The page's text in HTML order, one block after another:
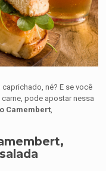
né? E se você
pode apostar nessa
Camembert,